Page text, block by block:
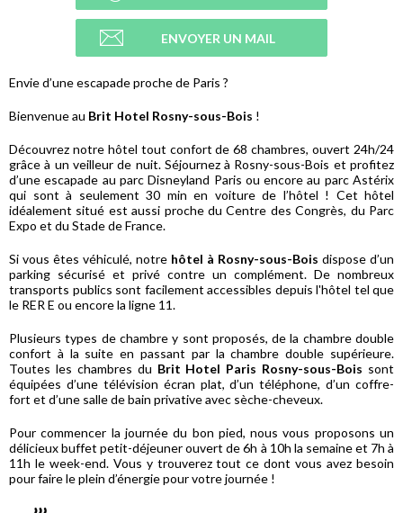
ENVOYER UN MAIL
Envie d’une escapade proche de Paris ?
Bienvenue au Brit Hotel Rosny-sous-Bois !
Découvrez notre hôtel tout confort de 68 chambres, ouvert 24h/24
grâce à un veilleur de nuit. Séjournez à Rosny-sous-Bois et profitez
d’une escapade au parc Disneyland Paris ou encore au parc Astérix
qui sont à seulement 30 min en voiture de l’hôtel ! Cet hôtel
idéalement situé est aussi proche du Centre des Congrès, du Parc
Expo et du Stade de France.
Si vous êtes véhiculé, notre hôtel à Rosny-sous-Bois dispose d’un
parking sécurisé et privé contre un complément. De nombreux
transports publics sont facilement accessibles depuis l'hôtel tel que
le RER E ou encore la ligne 11.
Plusieurs types de chambre y sont proposés, de la chambre double
confort à la suite en passant par la chambre double supérieure.
Toutes les chambres du Brit Hotel Paris Rosny-sous-Bois sont
équipées d’une télévision écran plat, d’un téléphone, d’un coffre-
fort et d’une salle de bain privative avec sèche-cheveux.
Pour commencer la journée du bon pied, nous vous proposons un
délicieux buffet petit-déjeuner ouvert de 6h à 10h la semaine et 7h à
11h le week-end. Vous y trouverez tout ce dont vous avez besoin
pour faire le plein d’énergie pour votre journée !